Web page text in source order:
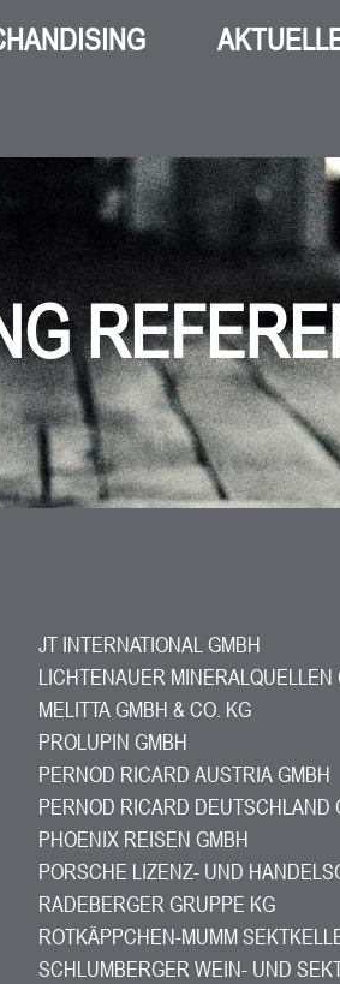
JT INTERNATIONAL GMBH
LICHTENAUER MINERALQUELLEN
MELITTA GMBH & CO. KG
PROLUPIN GMBH
PERNOD RICARD AUSTRIA GMBH
PERNOD RICARD DEUTSCHLAND
PHOENIX REISEN GMBH
PORSCHE LIZENZ- UND
RADEBERGER GRUPPE KG
ROTKÄPPCHEN-MUMM
SCHLUMBERGER WEIN- UND